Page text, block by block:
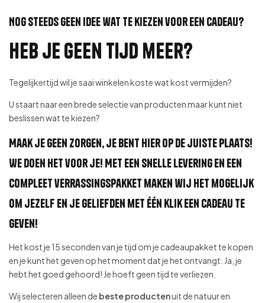
Nog steeds geen idee wat te kiezen voor een cadeau?
Heb je geen tijd meer?
Tegelijkertijd wil je saai winkelen koste wat kost vermijden?
U staart naar een brede selectie van producten maar kunt niet
beslissen wat te kiezen?
Maak je geen zorgen, je bent hier op de juiste plaats!
We doen het voor je! Met een snelle levering en een
compleet verrassingspakket maken wij het mogelijk
om jezelf en je geliefden met één klik een cadeau te
geven!
Het kost je 15 seconden van je tijd om je cadeaupakket te kopen
en je kunt het geven op het moment dat je het ontvangt. Ja, je
hebt het goed gehoord! Je hoeft geen tijd te verliezen.
Wij selecteren alleen de beste productenuit de natuur en